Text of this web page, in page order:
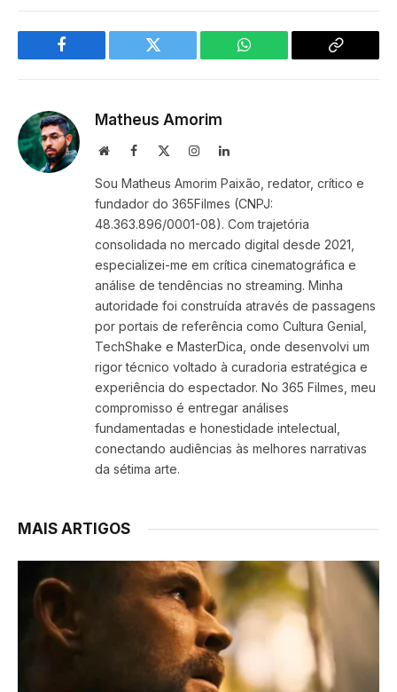
Facebook Twitter WhatsApp
Copy
Matheus Amorim
WebsiteFacebook InstagramLinkedIn
Sou Matheus Amorim Paixão, redator, crítico e
fundador do 365Filmes (CNPJ:
48.363.896/0001-08). Com trajetória
consolidada no mercado digital desde 2021,
especializei-me em crítica cinematográfica e
análise de tendências no streaming. Minha
autoridade foi construída através de passagens
por portais de referência como Cultura Genial,
TechShake e MasterDica, onde desenvolvi um
rigor técnico voltado à curadoria estratégica e
experiência do espectador. No 365 Filmes, meu
compromisso é entregar análises
fundamentadas e honestidade intelectual,
conectando audiências às melhores narrativas
da sétima arte.
MAIS ARTIGOS